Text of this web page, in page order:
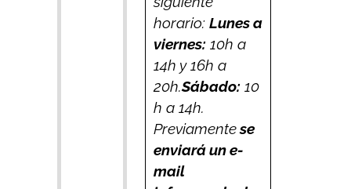
horario: Lunes a
viernes:10h a
14h y 16h a
20h.Sábado:10
h a 14h.
Previamentese
enviará un e-
mail